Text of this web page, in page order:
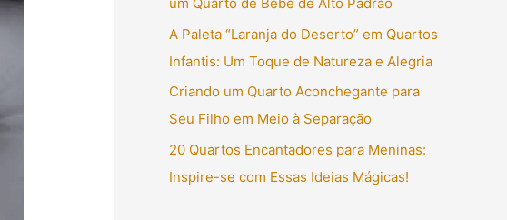
p
o
r
:
A Paleta “Laranja do Deserto” em Quartos
Infantis: Um Toque de Natureza e Alegria
Criando um Quarto Aconchegante para
Seu Filho em Meio à Separação
20 Quartos Encantadores para Meninas:
Inspire-se com Essas Ideias Mágicas!